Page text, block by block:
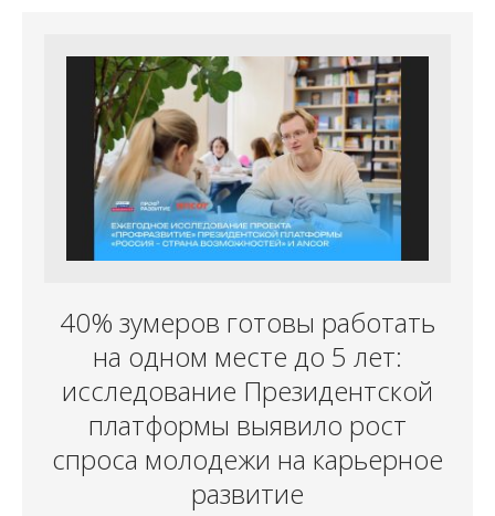
40% зумеров готовы работать
на одном месте до 5 лет:
исследование Президентской
платформы выявило рост
спроса молодежи на карьерное
развитие